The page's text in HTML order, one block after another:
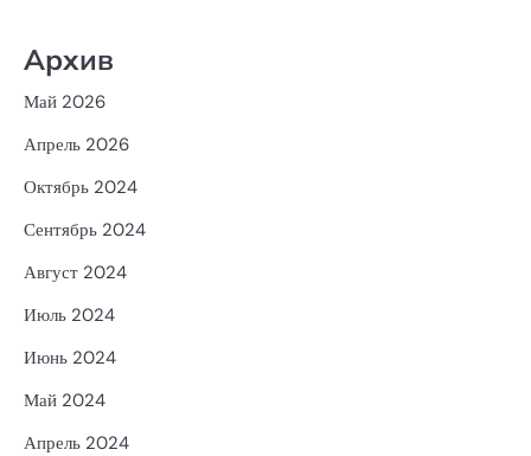
Архив
Май 2026
Апрель 2026
Октябрь 2024
Сентябрь 2024
Август 2024
Июль 2024
Июнь 2024
Май 2024
Апрель 2024